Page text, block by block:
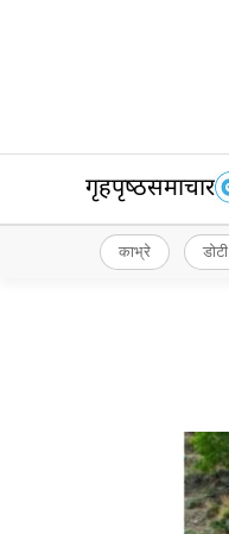
गृहपृष्‍ठसमाचार
काभ्रे डोटी